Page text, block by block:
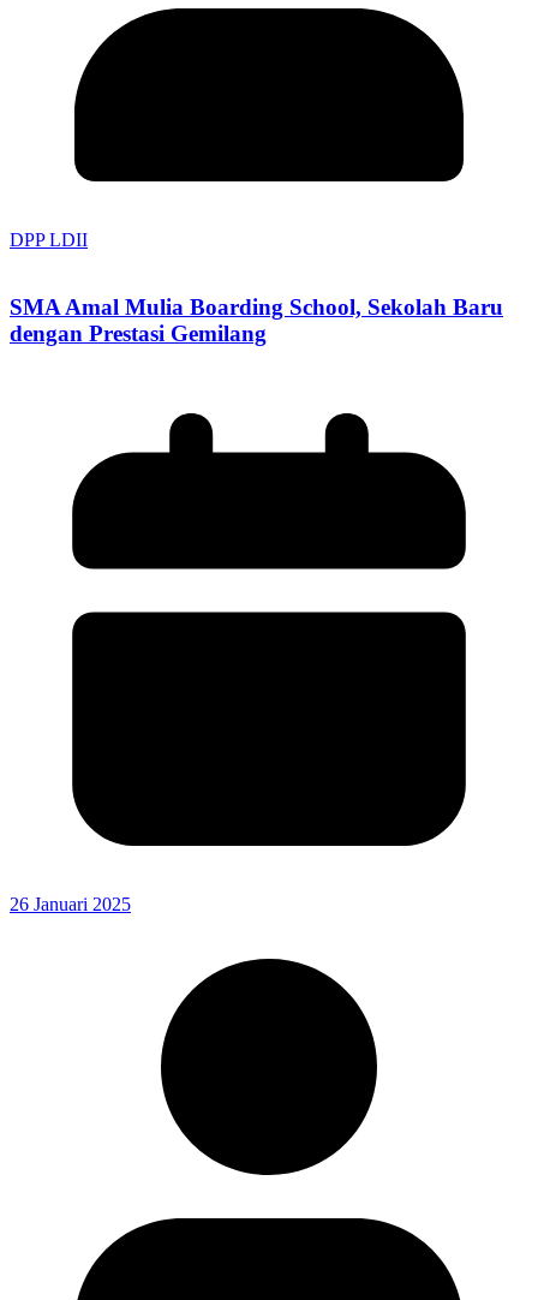
DPP LDII
SMA Amal Mulia Boarding School, Sekolah Baru
dengan Prestasi Gemilang
26 Januari 2025